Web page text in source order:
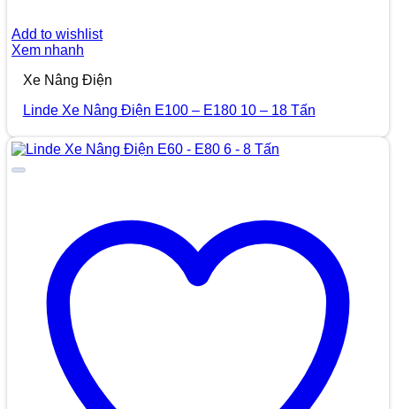
Add to wishlist
Xem nhanh
Xe Nâng Điện
Linde Xe Nâng Điện E100 – E180 10 – 18 Tấn